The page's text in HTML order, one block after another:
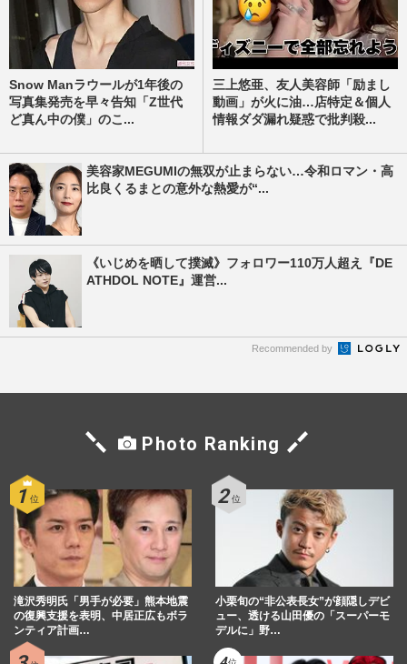
Snow Manラウールが1年後の
写真集発売を早々告知「Z世代
ど真ん中の僕」のこ...
三上悠亜、友人美容師「励まし
動画」が火に油…店特定＆個人
情報ダダ漏れ疑惑で批判殺...
美容家MEGUMIの無双が止まらない…令和ロマン・高
比良くるまとの意外な熱愛が“...
《いじめを晒して撲滅》フォロワー110万人超え『DE
ATHDOL NOTE』運営...
Recommended by
Photo Ranking
滝沢秀明氏「男手が必要」熊本地震
の復興支援を表明、中居正広もボラ
ンティア計画…
小栗旬の“非公表長女”が顔隠しデビ
ュー、透ける山田優の「スーパーモ
デルに」野…